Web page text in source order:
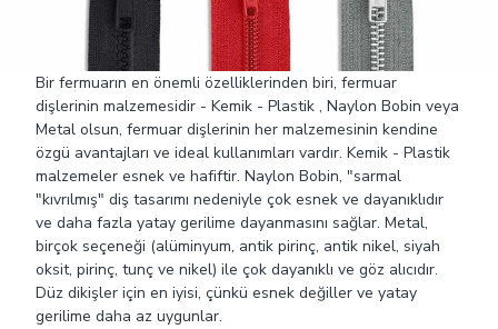
Bir fermuarın en önemli özelliklerinden biri, fermuar
dişlerinin malzemesidir - Kemik - Plastik , Naylon Bobin veya
Metal olsun, fermuar dişlerinin her malzemesinin kendine
özgü avantajları ve ideal kullanımları vardır. Kemik - Plastik
malzemeler esnek ve hafiftir. Naylon Bobin, "sarmal
"kıvrılmış" diş tasarımı nedeniyle çok esnek ve dayanıklıdır
ve daha fazla yatay gerilime dayanmasını sağlar. Metal,
birçok seçeneği (alüminyum, antik pirinç, antik nikel, siyah
oksit, pirinç, tunç ve nikel) ile çok dayanıklı ve göz alıcıdır.
Düz dikişler için en iyisi, çünkü esnek değiller ve yatay
gerilime daha az uygunlar.